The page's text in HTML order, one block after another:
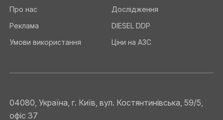
Про нас
Реклама
Умови використання
Дослідження
DIESEL DDP
Ціни на АЗС
04080, Україна, г. Київ, вул. Костянтинівська, 59/5,
офіс 37